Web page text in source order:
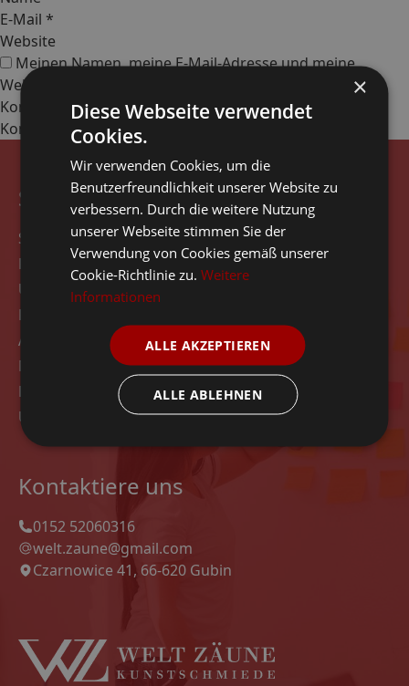
E-Mail *
Website
Meinen Namen, meine E-Mail-Adresse und meine
Website in diesem Browser, für die nächste
Kommentierung, speichern.
Seitennavigation
Start
Rezensionen
Über das Unternehmen
Kontakt
Angebot
Modelle
Datenschutz-Bestimmungen
Unsere Projekte
Kontaktiere uns
0152 52060316
welt.zaune@gmail.com
Czarnowice 41, 66-620 Gubin
×
Diese Webseite verwendet
Cookies.
Wir verwenden Cookies, um die
Benutzerfreundlichkeit unserer Website zu
verbessern. Durch die weitere Nutzung
unserer Webseite stimmen Sie der
Verwendung von Cookies gemäß unserer
Cookie-Richtlinie zu.Weitere
Informationen
ALLE AKZEPTIEREN
ALLE ABLEHNEN